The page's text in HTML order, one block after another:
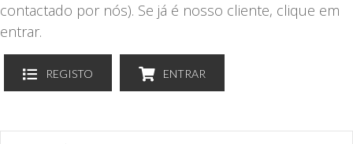
contactado por nós). Se já é nosso cliente, clique em
entrar.
REGISTO ENTRAR